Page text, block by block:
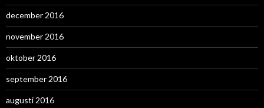
december 2016
november 2016
oktober 2016
september 2016
augusti 2016